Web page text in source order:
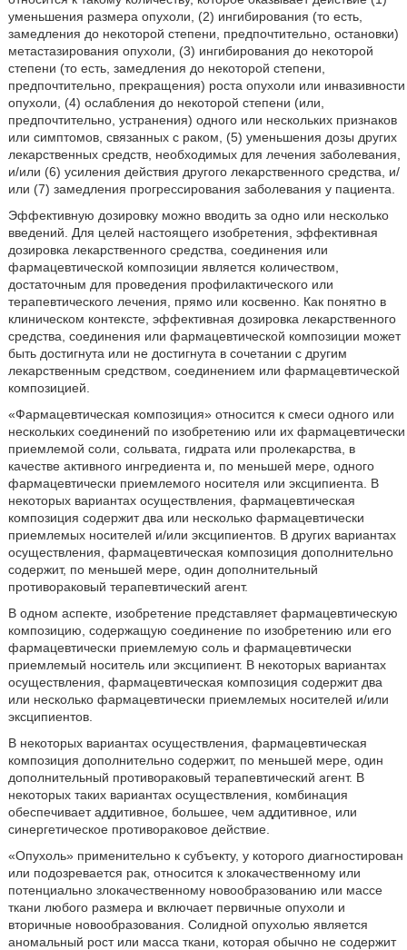
уменьшения размера опухоли, (2) ингибирования (то есть,
замедления до некоторой степени, предпочтительно, остановки)
метастазирования опухоли, (3) ингибирования до некоторой
степени (то есть, замедления до некоторой степени,
предпочтительно, прекращения) роста опухоли или инвазивности
опухоли, (4) ослабления до некоторой степени (или,
предпочтительно, устранения) одного или нескольких признаков
или симптомов, связанных с раком, (5) уменьшения дозы других
лекарственных средств, необходимых для лечения заболевания,
и/или (6) усиления действия другого лекарственного средства, и/
или (7) замедления прогрессирования заболевания у пациента.
Эффективную дозировку можно вводить за одно или несколько
введений. Для целей настоящего изобретения, эффективная
дозировка лекарственного средства, соединения или
фармацевтической композиции является количеством,
достаточным для проведения профилактического или
терапевтического лечения, прямо или косвенно. Как понятно в
клиническом контексте, эффективная дозировка лекарственного
средства, соединения или фармацевтической композиции может
быть достигнута или не достигнута в сочетании с другим
лекарственным средством, соединением или фармацевтической
композицией.
«Фармацевтическая композиция» относится к смеси одного или
нескольких соединений по изобретению или их фармацевтически
приемлемой соли, сольвата, гидрата или пролекарства, в
качестве активного ингредиента и, по меньшей мере, одного
фармацевтически приемлемого носителя или эксципиента. В
некоторых вариантах осуществления, фармацевтическая
композиция содержит два или несколько фармацевтически
приемлемых носителей и/или эксципиентов. В других вариантах
осуществления, фармацевтическая композиция дополнительно
содержит, по меньшей мере, один дополнительный
противораковый терапевтический агент.
В одном аспекте, изобретение представляет фармацевтическую
композицию, содержащую соединение по изобретению или его
фармацевтически приемлемую соль и фармацевтически
приемлемый носитель или эксципиент. В некоторых вариантах
осуществления, фармацевтическая композиция содержит два
или несколько фармацевтически приемлемых носителей и/или
эксципиентов.
В некоторых вариантах осуществления, фармацевтическая
композиция дополнительно содержит, по меньшей мере, один
дополнительный противораковый терапевтический агент. В
некоторых таких вариантах осуществления, комбинация
обеспечивает аддитивное, большее, чем аддитивное, или
синергетическое противораковое действие.
«Опухоль» применительно к субъекту, у которого диагностирован
или подозревается рак, относится к злокачественному или
потенциально злокачественному новообразованию или массе
ткани любого размера и включает первичные опухоли и
вторичные новообразования. Солидной опухолью является
аномальный рост или масса ткани, которая обычно не содержит